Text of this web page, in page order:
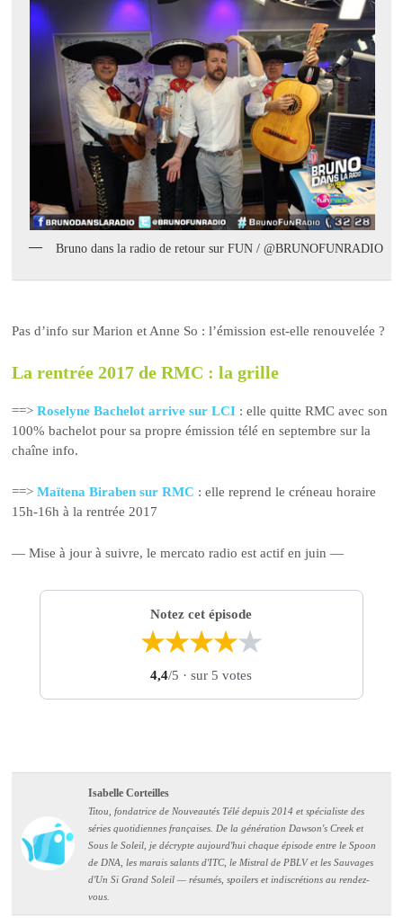
Bruno dans la radio de retour sur FUN / @BRUNOFUNRADIO
Pas d’info sur Marion et Anne So : l’émission est-elle renouvelée ?
La rentrée 2017 de RMC : la grille
==>Roselyne Bachelot arrive sur LCI : elle quitte RMC avec son
100% bachelot pour sa propre émission télé en septembre sur la
chaîne info.
==> Maïtena Biraben sur RMC : elle reprend le créneau horaire
15h-16h à la rentrée 2017
— Mise à jour à suivre, le mercato radio est actif en juin —
Notez cet épisode
★★★★★
4,4/5 · sur 5 votes
Isabelle Corteilles
Titou, fondatrice de Nouveautés Télé depuis 2014 et spécialiste des
séries quotidiennes françaises. De la génération Dawson's Creek et
Sous le Soleil, je décrypte aujourd'hui chaque épisode entre le Spoon
de DNA, les marais salants d'ITC, le Mistral de PBLV et les Sauvages
d'Un Si Grand Soleil — résumés, spoilers et indiscrétions au rendez-
vous.